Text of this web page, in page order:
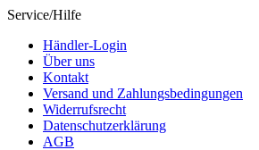
Service/Hilfe
Händler-Login
Über uns
Kontakt
Versand und Zahlungsbedingungen
Widerrufsrecht
Datenschutzerklärung
AGB